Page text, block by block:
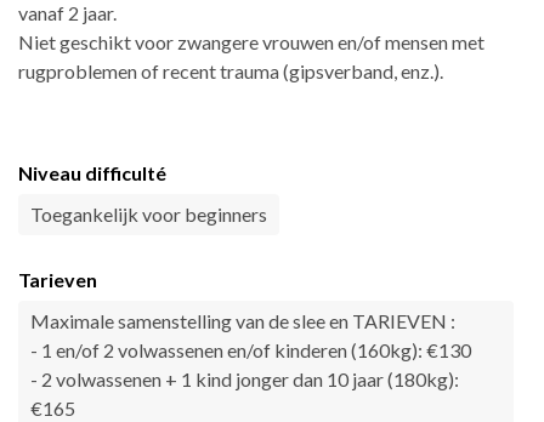
vanaf 2 jaar.
Niet geschikt voor zwangere vrouwen en/of mensen met
rugproblemen of recent trauma (gipsverband, enz.).
Niveau difficulté
Toegankelijk voor beginners
Tarieven
Maximale samenstelling van de slee en TARIEVEN :
- 1 en/of 2 volwassenen en/of kinderen (160kg): €130
- 2 volwassenen + 1 kind jonger dan 10 jaar (180kg):
€165